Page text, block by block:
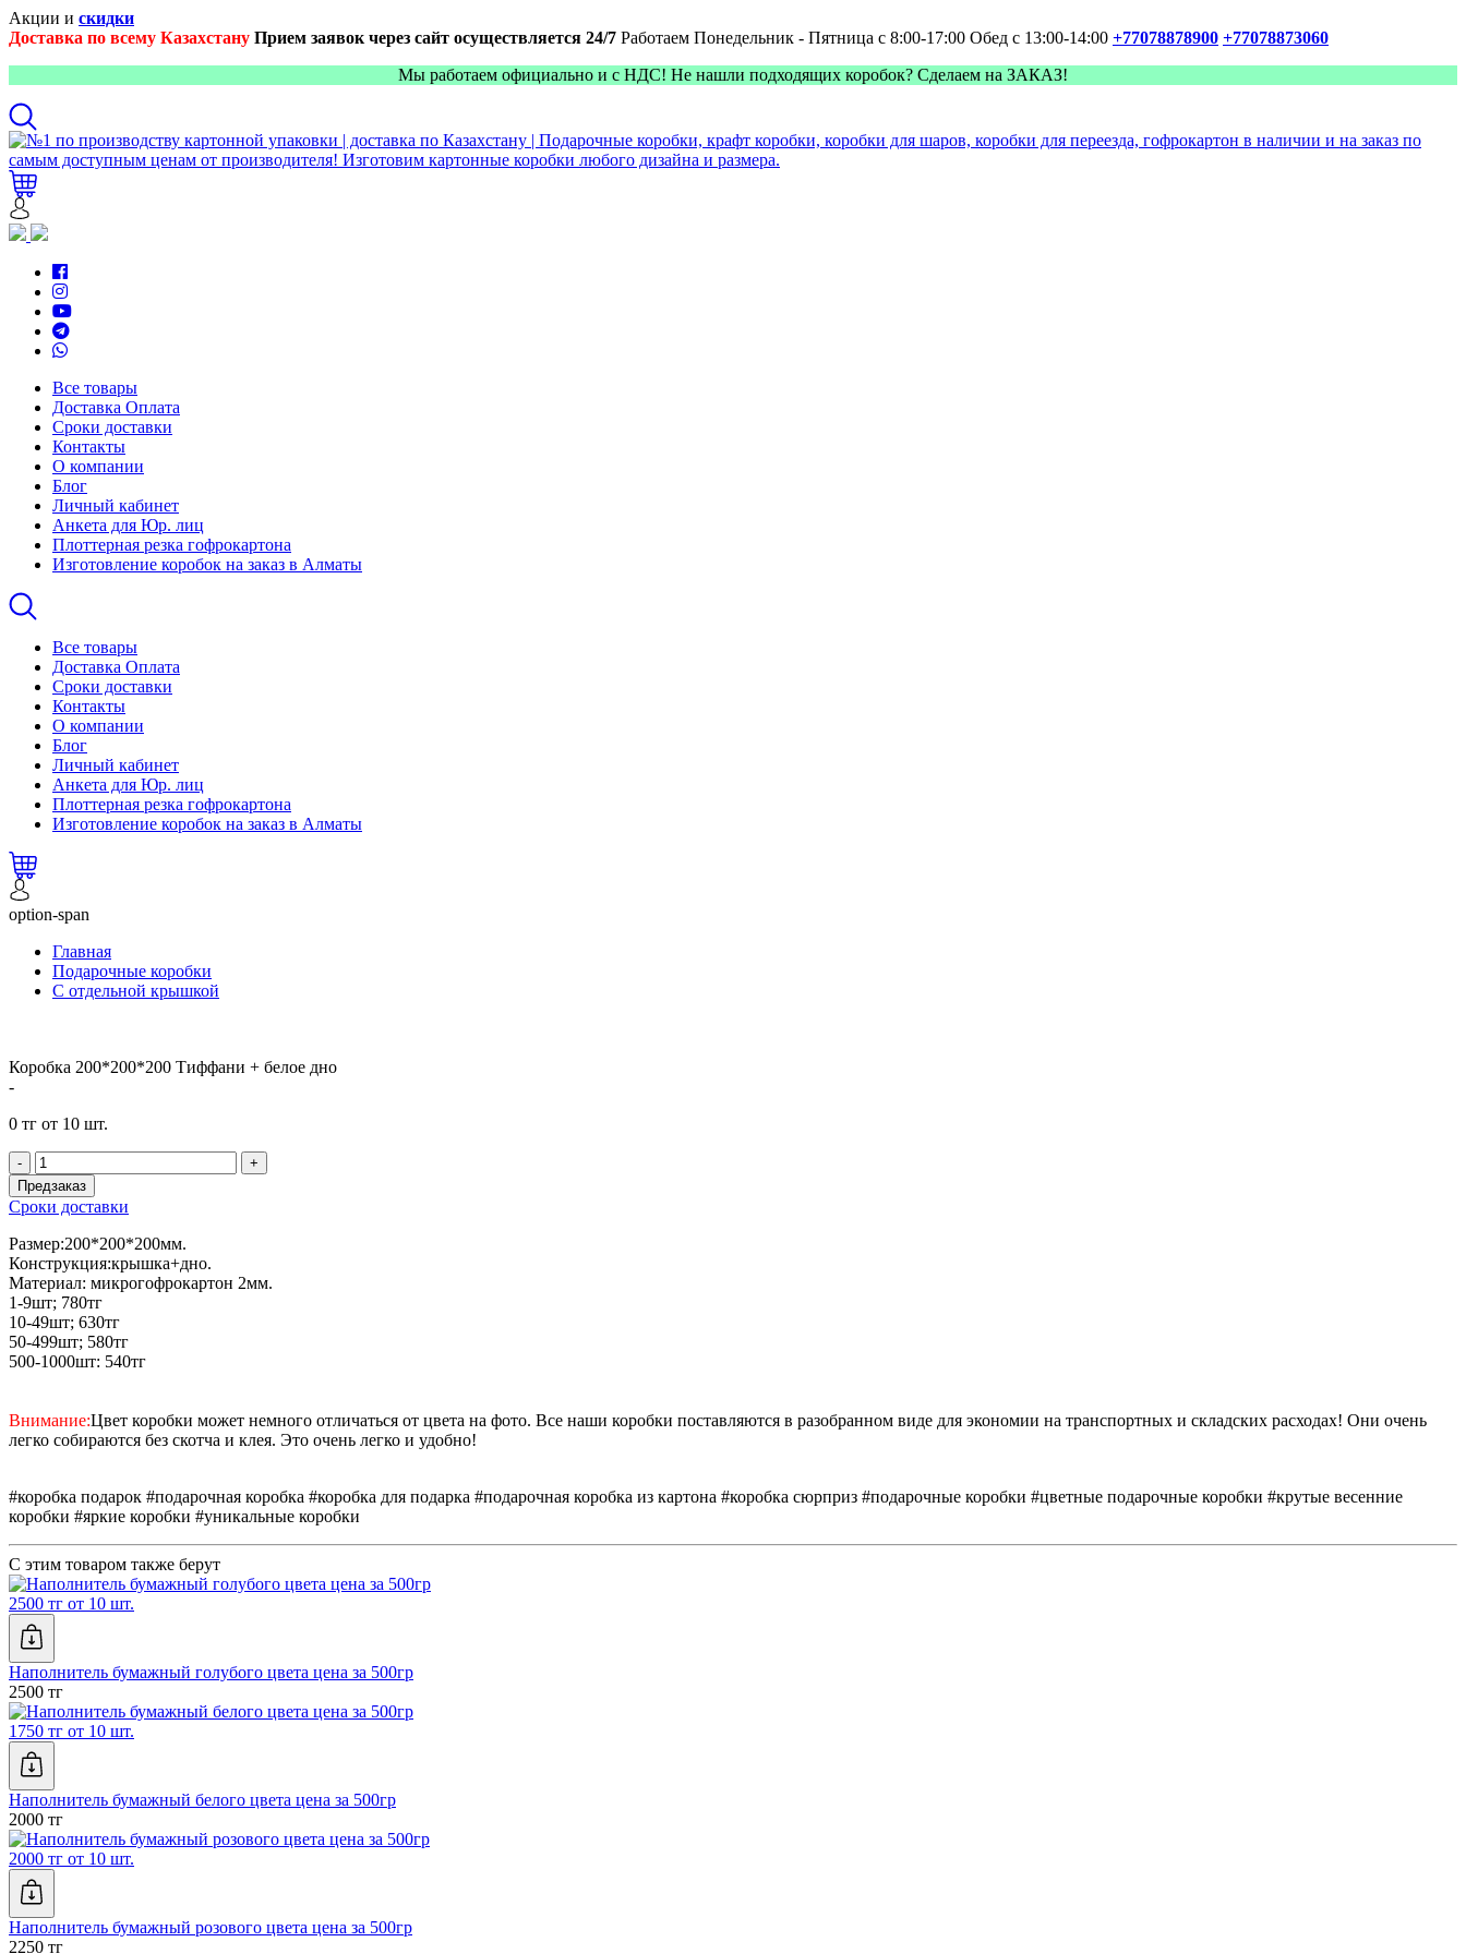
Акции и скидки
Доставка по всему Казахстану Прием заявок через сайт осуществляется 24/7 Работаем Понедельник - Пятница с 8:00-17:00 Обед с 13:00-14:00 +77078878900 +77078873060
Мы работаем официально и с НДС! Не нашли подходящих коробок? Сделаем на ЗАКАЗ!
Все товары
Доставка Оплата
Сроки доставки
Контакты
О компании
Блог
Личный кабинет
Анкета для Юр. лиц
Плоттерная резка гофрокартона
Изготовление коробок на заказ в Алматы
Все товары
Доставка Оплата
Сроки доставки
Контакты
О компании
Блог
Личный кабинет
Анкета для Юр. лиц
Плоттерная резка гофрокартона
Изготовление коробок на заказ в Алматы
option-span
Главная
Подарочные коробки
С отдельной крышкой
Коробка 200*200*200 Тиффани + белое дно
-
0 тг от 10 шт.
-
+
Предзаказ
Сроки доставки
Размер:200*200*200мм.
Конструкция:крышка+дно.
Материал: микрогофрокартон 2мм.
1-9шт; 780тг
10-49шт; 630тг
50-499шт; 580тг
500-1000шт: 540тг
Внимание:Цвет коробки может немного отличаться от цвета на фото. Все наши коробки поставляются в разобранном виде для экономии на транспортных и складских расходах! Они очень
легко собираются без скотча и клея. Это очень легко и удобно!
#коробка подарок #подарочная коробка #коробка для подарка #подарочная коробка из картона #коробка сюрприз #подарочные коробки #цветные подарочные коробки #крутые весенние
коробки #яркие коробки #уникальные коробки
С этим товаром также берут
2500 тг от 10 шт.
Наполнитель бумажный голубого цвета цена за 500гр
2500 тг
1750 тг от 10 шт.
Наполнитель бумажный белого цвета цена за 500гр
2000 тг
2000 тг от 10 шт.
Наполнитель бумажный розового цвета цена за 500гр
2250 тг